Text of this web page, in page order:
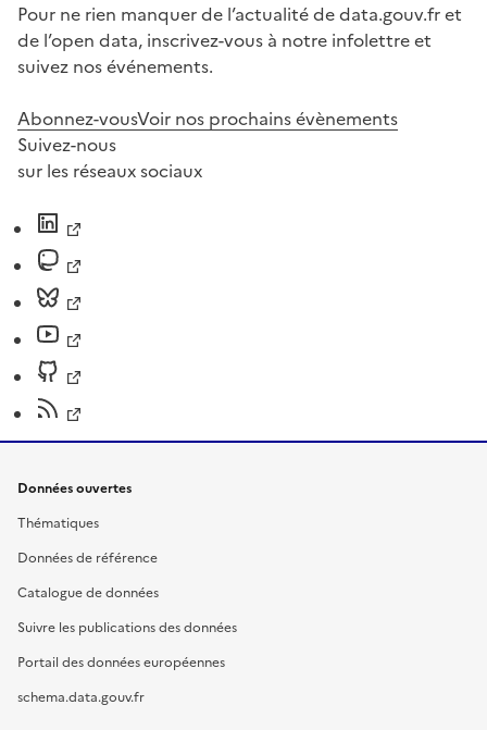
Pour ne rien manquer de l’actualité de data.gouv.fr et
de l’open data, inscrivez-vous à notre infolettre et
suivez nos événements.
Abonnez-vousVoir nos prochains évènements
Suivez-nous
sur les réseaux sociaux
Données ouvertes
Thématiques
Données de référence
Catalogue de données
Suivre les publications des données
Portail des données européennes
schema.data.gouv.fr